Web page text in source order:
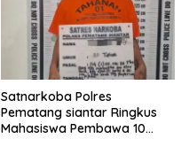
Satnarkoba Polres
Pematang siantar Ringkus
Mahasiswa Pembawa 10